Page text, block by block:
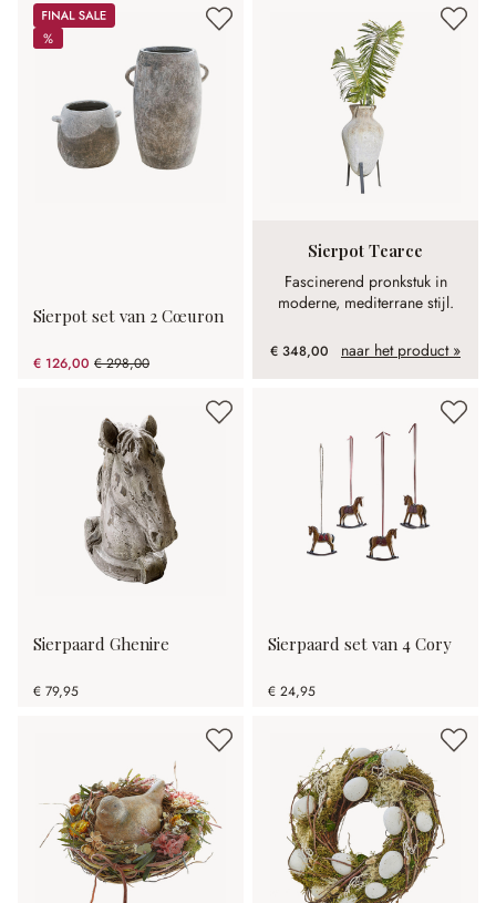
Sale
%
%
Sierpot set van 2 Cœuron
€ 126,00 € 298,00
(57.72% gespart)
Sierpot Tearce
Fascinerend pronkstuk in
moderne, mediterrane stijl.
€ 348,00 naar het product »
Sierpaard Ghenire
€ 79,95
Sierpaard set van 4 Cory
€ 24,95